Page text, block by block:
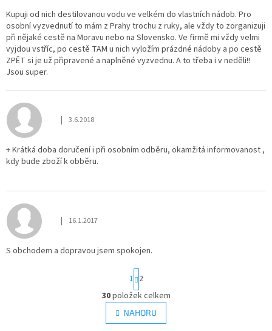
Kupuji od nich destilovanou vodu ve velkém do vlastních nádob. Pro
osobní vyzvednutí to mám z Prahy trochu z ruky, ale vždy to zorganizuji
při nějaké cestě na Moravu nebo na Slovensko. Ve firmě mi vždy velmi
vyjdou vstříc, po cestě TAM u nich vyložím prázdné nádoby a po cestě
ZPĚT si je už připravené a naplněné vyzvednu. A to třeba i v neděli!!
Jsou super.
Hodnocení obchodu je 5 z 5 hvězdiček.
| 3.6.2018
+ Krátká doba doručení i při osobním odběru, okamžitá informovanost ,
kdy bude zboží k obběru.
Hodnocení obchodu je 5 z 5 hvězdiček.
| 16.1.2017
S obchodem a dopravou jsem spokojen.
O
v
l
S
t
r
á
n
k
1 2
30položek celkem
NAHORU